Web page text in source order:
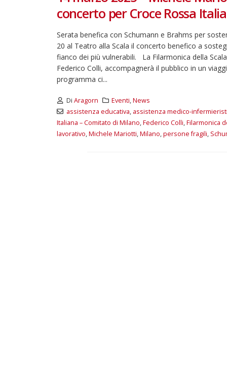
concerto per Croce Rossa
Serata benefica con Schumann e Brahms per
20 al Teatro alla Scala il concerto benefico a
fianco dei più vulnerabili. La Filarmonica della
Federico Colli, accompagnerà il pubblico in un
programma ci...
Di Aragorn Eventi,News
assistenza educativa, assistenza medico-
Italiana – Comitato di Milano,Federico Colli,Filarmonica
lavorativo,Michele Mariotti,Milano,persone fragili,